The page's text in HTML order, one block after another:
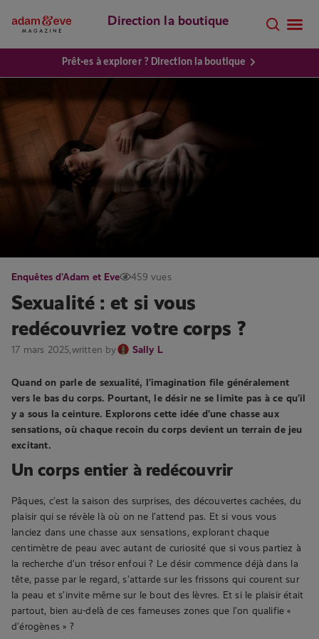
Direction la boutique
Prêt·es à explorer ? Direction la boutique
Enquêtes d'Adam et Eve 459 vues
Sexualité : et si vous
redécouvriez votre corps ?
17 mars 2025,written by Sally L
Quand on parle de sexualité, l’imagination file généralement
vers le bas du corps. Pourtant, le désir ne se limite pas à ce qu’il
y a sous la ceinture. Explorons cette idée d’une chasse aux
sensations, où chaque recoin du corps devient un terrain de jeu
excitant.
Un corps entier à redécouvrir
Pâques, c’est la saison des surprises, des découvertes cachées, du
plaisir qui se révèle là où on ne l’attend pas. Et si vous vous
lanciez dans une chasse aux sensations, explorant chaque
centimètre de peau avec autant de curiosité que si vous partiez à
la recherche d’un trésor enfoui ? Le désir commence déjà dans la
tête, passe par le regard, s’attarde sur les frissons qui courent sur
la peau et s’invite même sur le bout des lèvres. Et si le plaisir était
partout, bien au-delà de ces fameuses zones que l’on qualifie «
d’érogènes » ?